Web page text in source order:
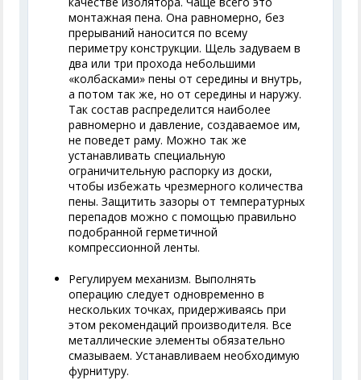
монтажная пена. Она равномерно, без
прерываний наносится по всему
периметру конструкции. Щель задуваем в
два или три прохода небольшими
«колбасками» пены от середины и внутрь,
а потом так же, но от середины и наружу.
Так состав распределится наиболее
равномерно и давление, создаваемое им,
не поведет раму. Можно так же
устанавливать специальную
ограничительную распорку из доски,
чтобы избежать чрезмерного количества
пены. Защитить зазоры от температурных
перепадов можно с помощью правильно
подобранной герметичной
компрессионной ленты.
Регулируем механизм. Выполнять
операцию следует одновременно в
нескольких точках, придерживаясь при
этом рекомендаций производителя. Все
металлические элементы обязательно
смазываем. Устанавливаем необходимую
фурнитуру.